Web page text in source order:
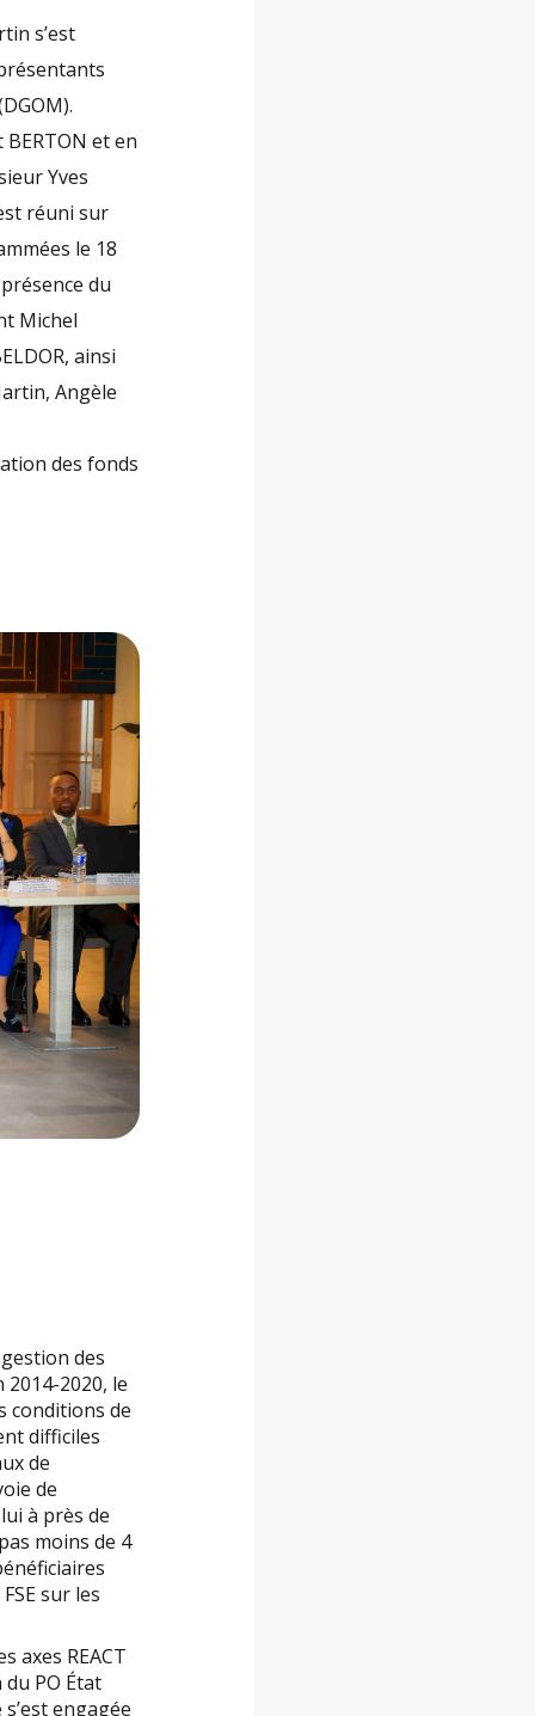
s’est
et en
Yves
réuni sur
le 18
du
Michel
ainsi
Angèle
des fonds
des
2020, le
conditions de
difficiles
de
de
à près de
moins de 4
sur les
axes REACT
PO État
engagée